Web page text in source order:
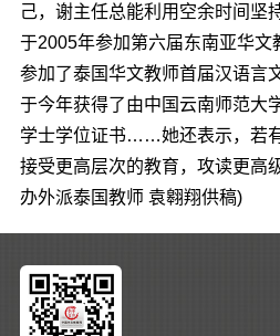
己，谢主任总能利用空余时间坚
于2005年参加第六届东南亚华文
参加了泰国华文教师首届汉语言
于今年获得了由中国云南师范大
学士学位证书……她还表示，若
接受更高层次的教育，攻读更高
办外派泰国教师 袁翱翔供稿)